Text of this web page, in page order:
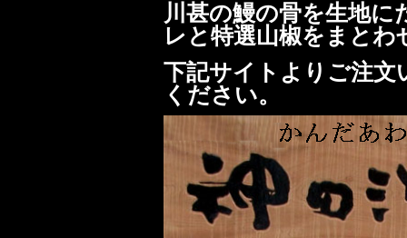
川甚の鰻の骨を生地
レと特選山椒をまとわ
下記サイトよりご注文
ください。